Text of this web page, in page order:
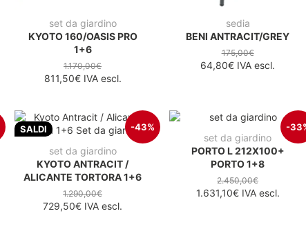
set da giardino
KYOTO 160/OASIS PRO
1+6
1.170,00€
811,50€IVA escl.
sedia
BENI ANTRACIT/GREY
175,00€
64,80€ IVA escl.
SALDI -43%
set da giardino
KYOTO ANTRACIT /
ALICANTE TORTORA 1+6
1.290,00€
729,50€ IVA escl.
-
set da giardino
PORTO L 212X100+
PORTO 1+8
2.450,00€
1.631,10€IVA escl.